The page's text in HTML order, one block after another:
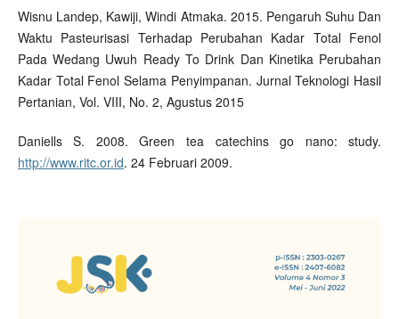
Wisnu Landep, Kawiji, Windi Atmaka. 2015. Pengaruh Suhu Dan
Waktu Pasteurisasi Terhadap Perubahan Kadar Total Fenol
Pada Wedang Uwuh Ready To Drink Dan Kinetika Perubahan
Kadar Total Fenol Selama Penyimpanan. Jurnal Teknologi Hasil
Pertanian, Vol. VIII, No. 2, Agustus 2015
Daniells S. 2008. Green tea catechins go nano: study.
http://www.ritc.or.id. 24 Februari 2009.